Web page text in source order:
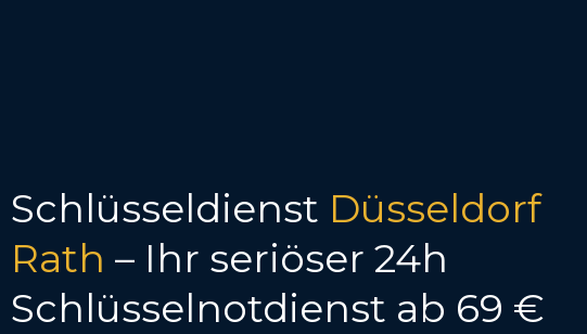
Schlüsseldienst Düsseldorf
Rath – Ihr seriöser 24h
Schlüsselnotdienst ab 69 €